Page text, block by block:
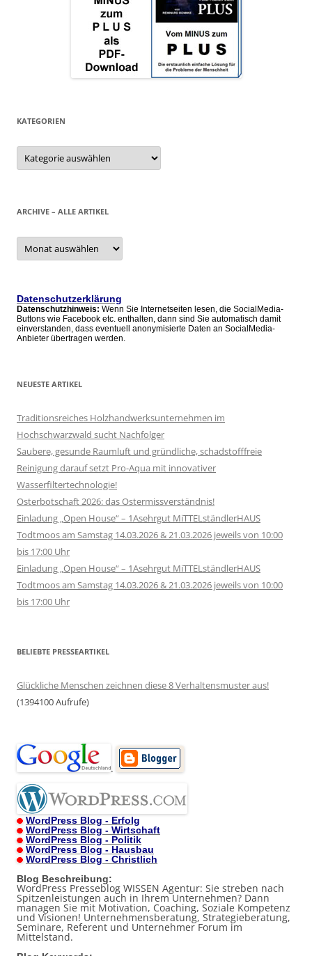
KATEGORIEN
Kategorien
ARCHIVE – ALLE ARTIKEL
Archive
alle
Datenschutzerklärung
Datenschutzhinweis: Wenn Sie Internetseiten lesen, die SocialMedia-
Buttons wie Facebook etc. enthalten, dann sind Sie automatisch damit
einverstanden, dass eventuell anonymisierte Daten an SocialMedia-
Anbieter übertragen werden.
NEUESTE ARTIKEL
Traditionsreiches Holzhandwerksunternehmen im
Hochschwarzwald sucht Nachfolger
Saubere, gesunde Raumluft und gründliche, schadstofffreie
Reinigung darauf setzt Pro-Aqua mit innovativer
Wasserfiltertechnologie!
Osterbotschaft 2026: das Ostermissverständnis!
Einladung „Open House“ – 1Asehrgut MiTTELständlerHAUS
Todtmoos am Samstag 14.03.2026 & 21.03.2026 jeweils von 10:00
bis 17:00 Uhr
Einladung „Open House“ – 1Asehrgut MiTTELständlerHAUS
Todtmoos am Samstag 14.03.2026 & 21.03.2026 jeweils von 10:00
bis 17:00 Uhr
BELIEBTE PRESSEARTIKEL
Glückliche Menschen zeichnen diese 8 Verhaltensmuster aus!
(1394100 Aufrufe)
.
WordPress Blog - Erfolg
WordPress Blog - Wirtschaft
WordPress Blog - Politik
WordPress Blog - Hausbau
WordPress Blog - Christlich
Blog Beschreibung:
WordPress Presseblog WISSEN Agentur: Sie streben nach
Spitzenleistungen auch in Ihrem Unternehmen? Dann
managen Sie mit Motivation, Coaching, Soziale Kompetenz
und Visionen! Unternehmensberatung, Strategieberatung,
Seminare, Referent und Unternehmer Forum im
Mittelstand.